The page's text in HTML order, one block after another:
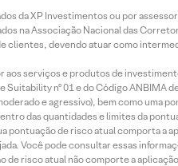
da XP Investimentos ou por
na Associação Nacional das
devendo atuar como
aos serviços e produtos de
nº 01 e do Código
e agressivo), bem como uma
das quantidades e limites da
de risco atual comporta a
Você pode consultar essas
de risco atual não comporte a